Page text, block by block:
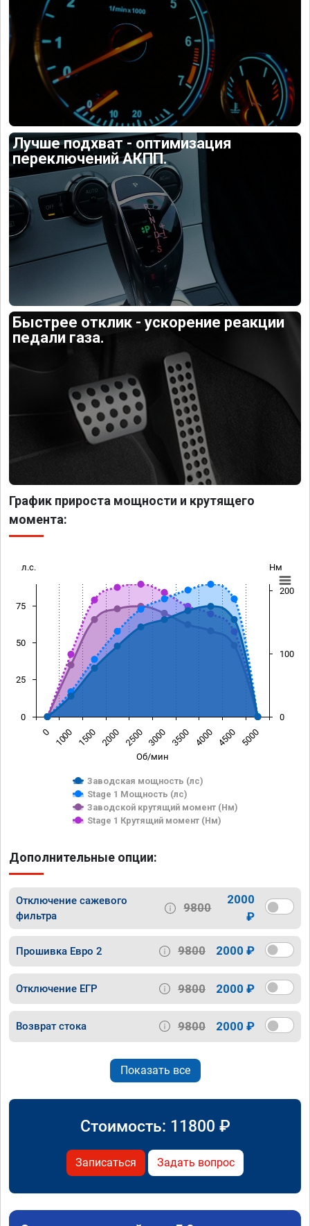
Лучше подхват - оптимизация
переключений АКПП.
Быстрее отклик - ускорение реакции
педали газа.
График прироста мощности и крутящего
момента:
Об/мин
л.с. Нм
Заводская мощность (лс)
Stage 1 Мощность (лс)
Заводской крутящий момент (Нм)
Stage 1 Крутящий момент (Нм)
0 1000 1500 2000 2500 3000 3500 4000 4500 5000
0
25
50
75
0
100
200
Дополнительные опции:
Отключение сажевого
фильтра
9800
2000
₽
Прошивка Евро 2 9800 2000 ₽
Отключение ЕГР 9800 2000 ₽
Возврат стока 9800 2000 ₽
Показать все
Стоимость: 11800 ₽
Записаться Задать вопрос